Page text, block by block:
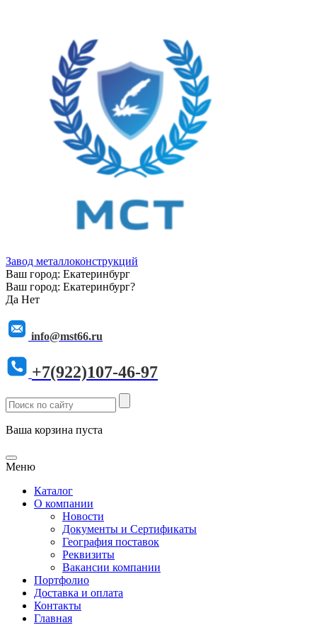
Завод металлоконструкций
Ваш город: Екатеринбург
Ваш город: Екатеринбург?
Да Нет
info@mst66.ru
+7(922)107-46-97
Ваша корзина пуста
Меню
Каталог
О компании
Новости
Документы и Сертификаты
География поставок
Реквизиты
Вакансии компании
Портфолио
Доставка и оплата
Контакты
Главная